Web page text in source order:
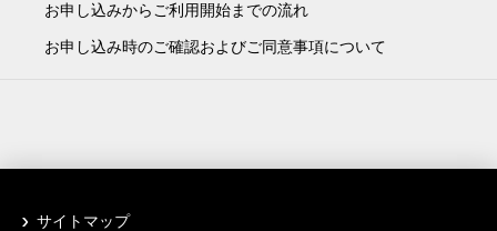
お申し込みからご利用開始までの流れ
お申し込み時のご確認およびご同意事項について
サイトマップ